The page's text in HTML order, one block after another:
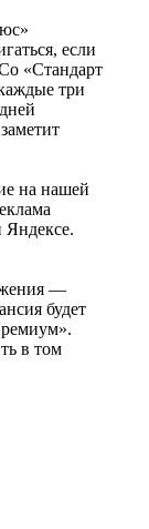
если
«Стандарт
три
на нашей
Яндексе.
—
будет
в том